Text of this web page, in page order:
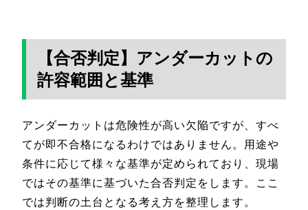
【合否判定】アンダーカットの
許容範囲と基準
アンダーカットは危険性が高い欠陥ですが、すべ
てが即不合格になるわけではありません。用途や
条件に応じて様々な基準が定められており、現場
ではその基準に基づいた合否判定をします。ここ
では判断の土台となる考え方を整理します。